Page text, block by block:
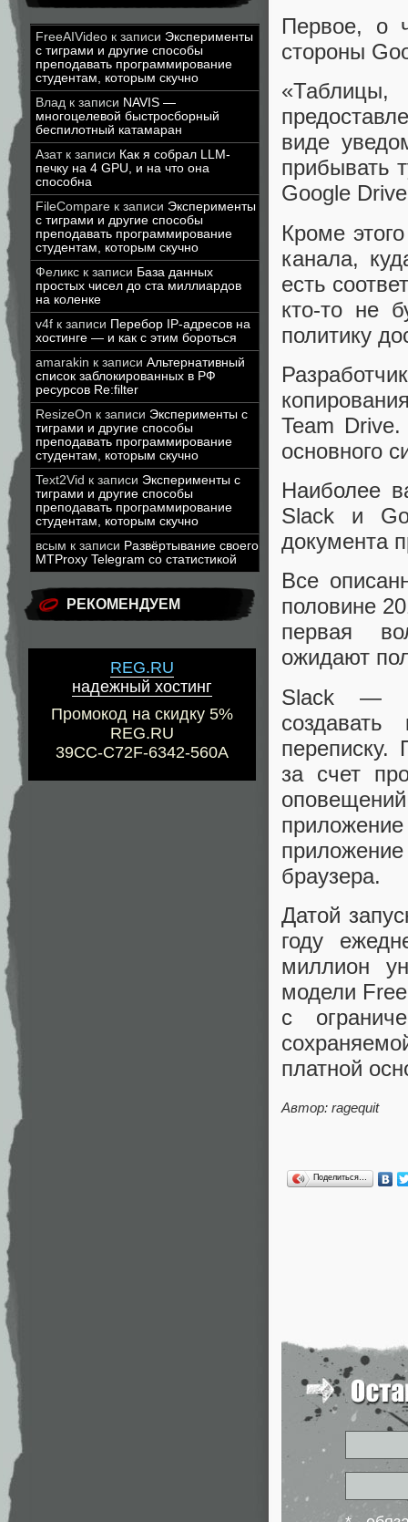
FreeAIVideo к записи Эксперименты
с тиграми и другие способы
преподавать программирование
студентам, которым скучно
Влад к записи NAVIS —
многоцелевой быстросборный
беспилотный катамаран
Азатк записи Как я собрал LLM-
печку на 4 GPU, и на что она
способна
FileCompare к записи Эксперименты
с тиграми и другие способы
преподавать программирование
студентам, которым скучно
Феликс к записи База данных
простых чисел до ста миллиардов
на коленке
v4f к записи Перебор IP-адресов на
хостинге — и как с этим бороться
amarakin к записи Альтернативный
список заблокированных в РФ
ресурсов Re:filter
ResizeOn к записи Эксперименты с
тиграми и другие способы
преподавать программирование
студентам, которым скучно
Text2Vid к записи Эксперименты с
тиграми и другие способы
преподавать программирование
студентам, которым скучно
всым к записи Развёртывание своего
MTProxy Telegram со статистикой
РЕКОМЕНДУЕМ
REG.RU
надежный хостинг
Промокод на скидку 5%
REG.RU
39CC-C72F-6342-560A
Первое, о
стороны
виде
прибывать
Google
Кроме
канала,
есть
кто-то не
политику
Team Drive.
основного
Наиболее
Slack и
документа
Все
половине
первая
ожидают
Slack —
переписку.
за счет
браузера.
Датой
году
миллион
модели
с
платной
Автор: ragequit
Поделиться…